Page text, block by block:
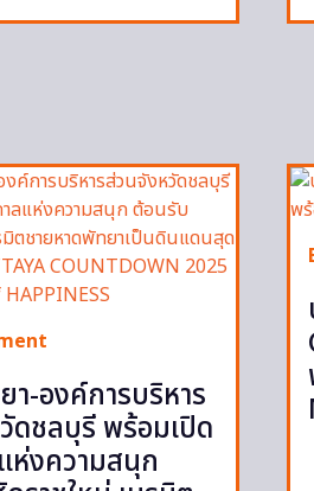
า-องค์การบริหาร
ดชลบุรี พร้อมเปิด
ห่งความสนุก